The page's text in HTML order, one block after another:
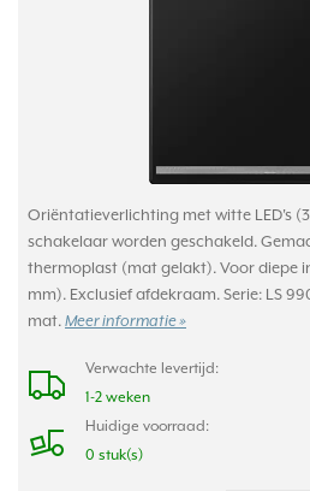
Oriëntatieverlichting met witte LED's
schakelaar worden geschakeld.
thermoplast (mat gelakt). Voor diepe
mm). Exclusief afdekraam. Serie: LS
mat. Meer informatie »
Verwachte levertijd:
1-2 weken
Huidige voorraad:
0 stuk(s)